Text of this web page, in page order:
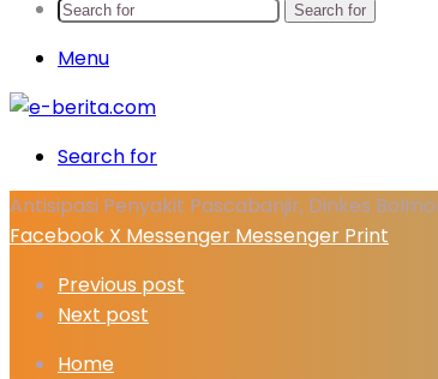
Search for
Menu
Search for
Antisipasi Penyakit Pascabanjir, Dinkes
Facebook X Messenger Messenger Print
Previous post
Next post
Home